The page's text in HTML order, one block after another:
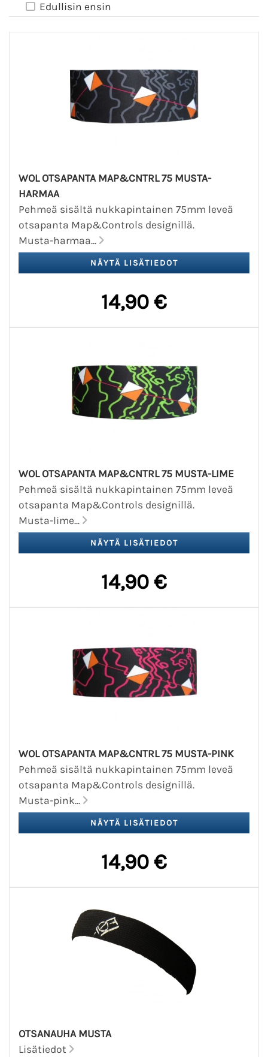
Edullisin ensin
WOL OTSAPANTA MAP&CNTRL 75 MUSTA-
HARMAA
Pehmeä sisältä nukkapintainen 75mm leveä
otsapanta Map&Controls designillä.
Musta-harmaa...
14,90 €
WOL OTSAPANTA MAP&CNTRL 75 MUSTA-LIME
Pehmeä sisältä nukkapintainen 75mm leveä
otsapanta Map&Controls designillä.
Musta-lime...
14,90 €
WOL OTSAPANTA MAP&CNTRL 75 MUSTA-PINK
Pehmeä sisältä nukkapintainen 75mm leveä
otsapanta Map&Controls designillä.
Musta-pink...
14,90 €
OTSANAUHA MUSTA
Lisätiedot